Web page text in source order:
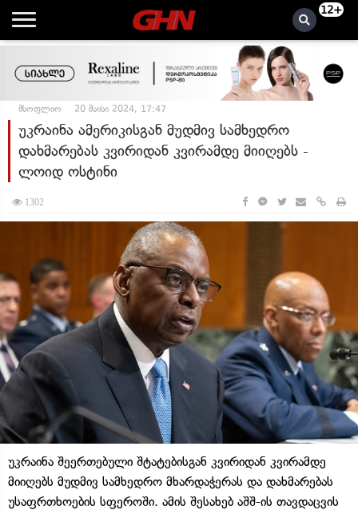
12+
მსოფლიო 20 მაისი 2024, 17:47
უკრაინა ამერიკისგან მუდმივ სამხედრო
დახმარებას კვირიდან კვირამდე მიიღებს -
ლოიდ ოსტინი
1302
უკრაინა შეერთებული შტატებისგან კვირიდან კვირამდე
მიიღებს მუდმივ სამხედრო მხარდაჭერას და დახმარებას
უსაფრთხოების სფეროში. ამის შესახებ აშშ-ის თავდაცვის